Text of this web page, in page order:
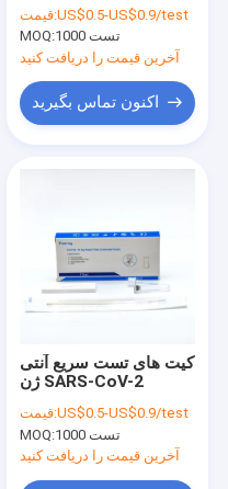
قیمت:US$0.5-US$0.9/test
MOQ:
1000 تست
آخرین قیمت را دریافت کنید
اکنون تماس بگیرید
کیت های تست سریع آنتی
ژن SARS-CoV-2
قیمت:US$0.5-US$0.9/test
MOQ:
1000 تست
آخرین قیمت را دریافت کنید